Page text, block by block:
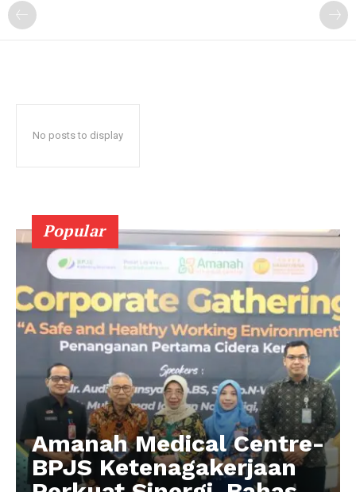
No posts to display
Popular
Amanah Medical Centre-
BPJS Ketenagakerjaan